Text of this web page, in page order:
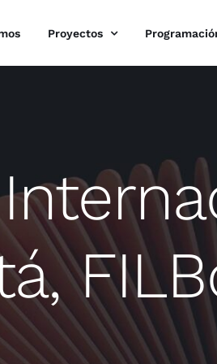
Proyectos